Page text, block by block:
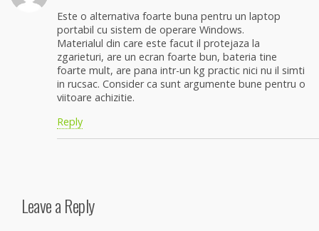
Este o alternativa foarte buna pentru un laptop
portabil cu sistem de operare Windows.
Materialul din care este facut il protejaza la
zgarieturi, are un ecran foarte bun, bateria tine
foarte mult, are pana intr-un kg practic nici nu il simti
in rucsac. Consider ca sunt argumente bune pentru o
viitoare achizitie.
Reply
Leave a Reply